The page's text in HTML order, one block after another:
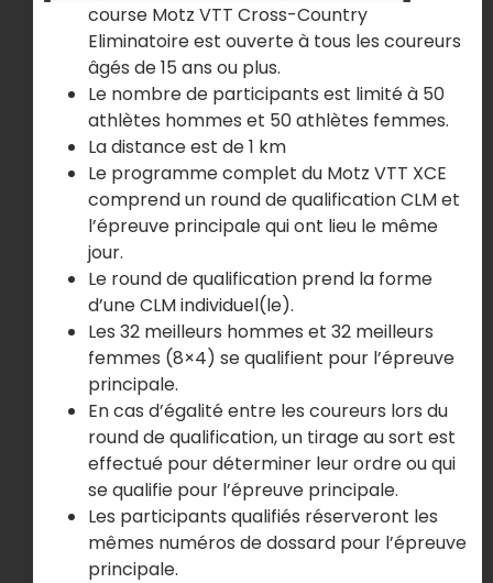
course Motz VTT Cross-Country
Eliminatoire est ouverte à tous les coureurs
âgés de 15 ans ou plus.
Le nombre de participants est limité à 50
athlètes hommes et 50 athlètes femmes.
La distance est de 1 km
Le programme complet du Motz VTT XCE
comprend un round de qualification CLM et
l’épreuve principale qui ont lieu le même
jour.
Le round de qualification prend la forme
d’une CLM individuel(le).
Les 32 meilleurs hommes et 32 meilleurs
femmes (8×4) se qualifient pour l’épreuve
principale.
En cas d’égalité entre les coureurs lors du
round de qualification, un tirage au sort est
effectué pour déterminer leur ordre ou qui
se qualifie pour l’épreuve principale.
Les participants qualifiés réserveront les
mêmes numéros de dossard pour l’épreuve
principale.